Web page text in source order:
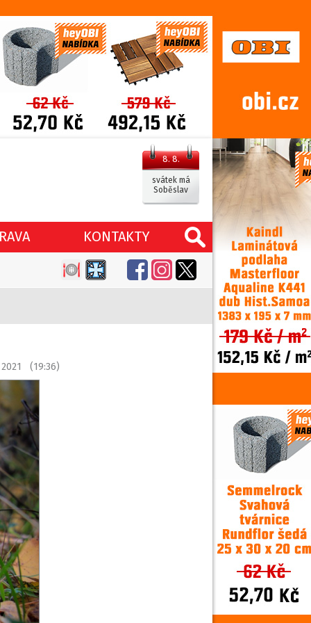
8. 8.
svátek má
Soběslav
KONTAKTY
(19:36)